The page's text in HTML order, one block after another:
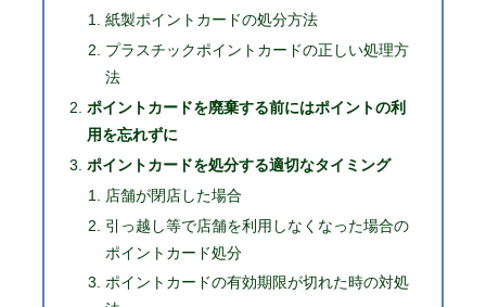
紙製ポイントカードの処分方法
プラスチックポイントカードの正しい処理方
法
ポイントカードを廃棄する前にはポイントの利
用を忘れずに
ポイントカードを処分する適切なタイミング
店舗が閉店した場合
引っ越し等で店舗を利用しなくなった場合の
ポイントカード処分
ポイントカードの有効期限が切れた時の対処